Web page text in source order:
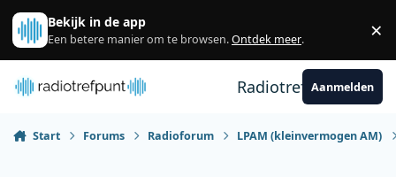
Spring naar bijdragen
Bekijk in de app
Een betere manier om te browsen.Ontdek meer. ×
RadiotrefpuntAanmelden
Start Forums Radioforum LPAM (kleinvermogen AM)